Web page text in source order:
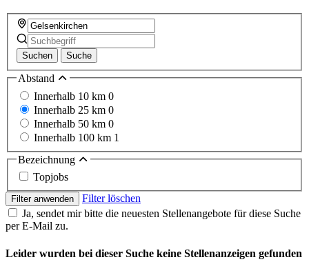
Suchen Suche
Abstand
Innerhalb 10 km 0
Innerhalb 25 km 0
Innerhalb 50 km 0
Innerhalb 100 km 1
Bezeichnung
Topjobs
Filter anwenden
Filter löschen
Ja, sendet mir bitte die neuesten Stellenangebote für diese Suche
per E-Mail zu.
Leider wurden bei dieser Suche keine Stellenanzeigen gefunden